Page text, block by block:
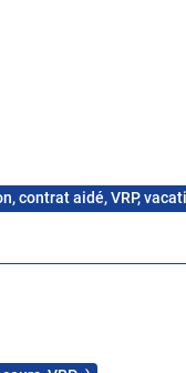
contrat aidé, VRP,